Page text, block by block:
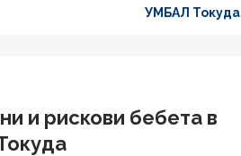
УМБАЛ Токуда
и рискови бебета в